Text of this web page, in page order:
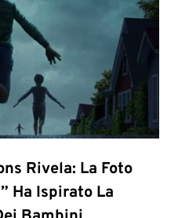
Rivela: La Foto
Ha Ispirato La